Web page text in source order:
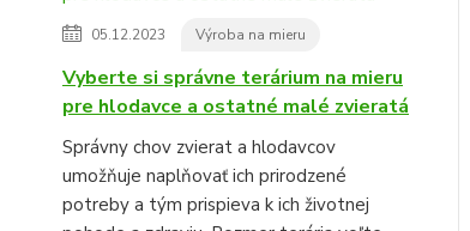
05.12.2023 Výroba na mieru
Vyberte si správne terárium na mieru
pre hlodavce a ostatné malé zvieratá
Správny chov zvierat a hlodavcov
umožňuje naplňovať ich prirodzené
potreby a tým prispieva k ich životnej